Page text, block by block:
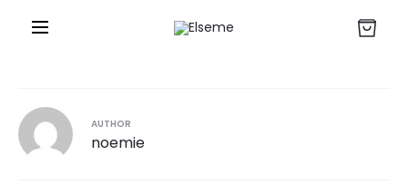
AUTHOR
noemie